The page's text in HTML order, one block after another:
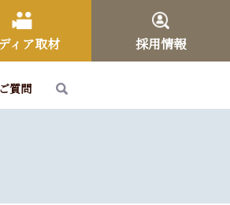
ィア取材 採用情報
質問